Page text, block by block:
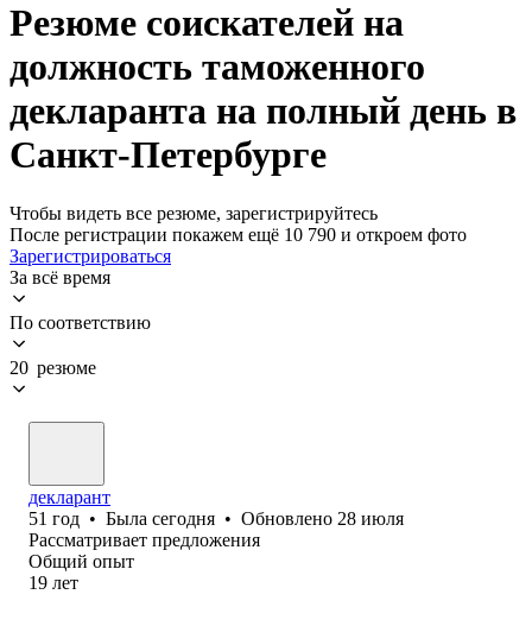
Резюме соискателей на
должность таможенного
декларанта на полный день в
Санкт-Петербурге
Чтобы видеть все резюме, зарегистрируйтесь
После регистрации покажем ещё 10 790 и откроем фото
Зарегистрироваться
За всё время
По соответствию
20 резюме
декларант
51 год • Была сегодня • Обновлено 28 июля
Рассматривает предложения
Общий опыт
19 лет